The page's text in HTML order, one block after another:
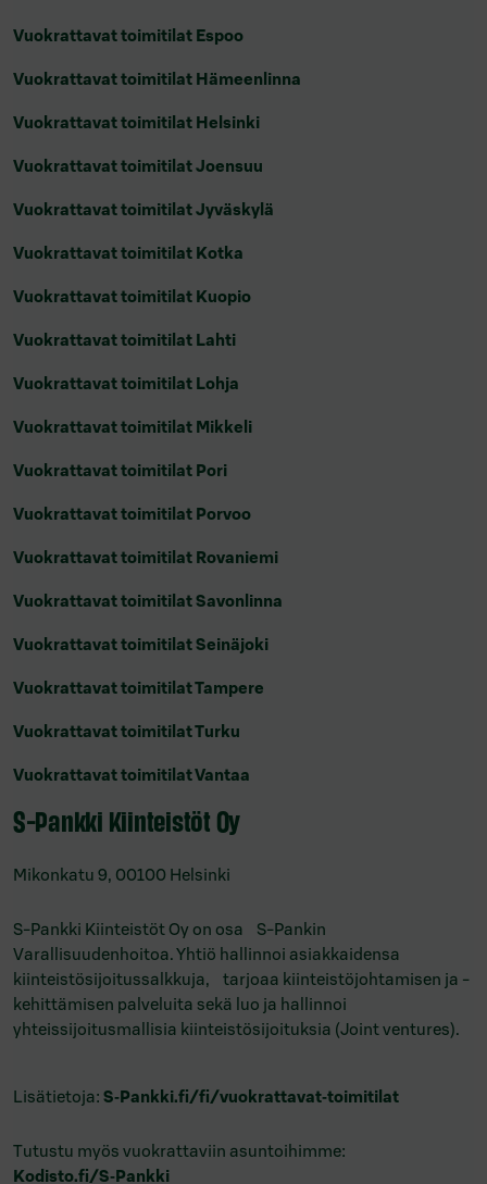
Vuokrattavat toimitilat Espoo
Vuokrattavat toimitilat Hämeenlinna
Vuokrattavat toimitilat Helsinki
Vuokrattavat toimitilat Joensuu
Vuokrattavat toimitilat Jyväskylä
Vuokrattavat toimitilat Kotka
Vuokrattavat toimitilat Kuopio
Vuokrattavat toimitilat Lahti
Vuokrattavat toimitilat Lohja
Vuokrattavat toimitilat Mikkeli
Vuokrattavat toimitilat Pori
Vuokrattavat toimitilat Porvoo
Vuokrattavat toimitilat Rovaniemi
Vuokrattavat toimitilat Savonlinna
Vuokrattavat toimitilat Seinäjoki
Vuokrattavat toimitilat Tampere
Vuokrattavat toimitilat Turku
Vuokrattavat toimitilat Vantaa
S-Pankki Kiinteistöt Oy
Mikonkatu 9, 00100 Helsinki
S-Pankki Kiinteistöt Oy on osa S-Pankin
Varallisuudenhoitoa. Yhtiö hallinnoi asiakkaidensa
kiinteistösijoitussalkkuja, tarjoaa kiinteistöjohtamisen ja -
kehittämisen palveluita sekä luo ja hallinnoi
yhteissijoitusmallisia kiinteistösijoituksia (Joint ventures).
Lisätietoja: S‑Pankki.fi/fi/vuokrattavat‑toimitilat
Tutustu myös vuokrattaviin asuntoihimme:
Kodisto.fi/S‑Pankki